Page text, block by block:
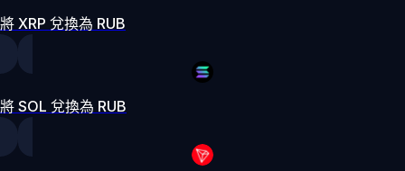
將 XRP 兌換為 RUB
將 SOL 兌換為 RUB